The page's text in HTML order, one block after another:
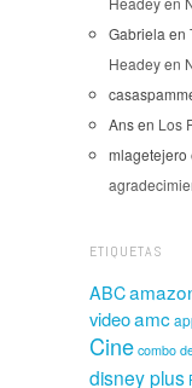
Gabriela en
Headey en
Ansen Los
mlagetejero
ETIQUETAS
ABC
videoamc
Cine combo
disney plus